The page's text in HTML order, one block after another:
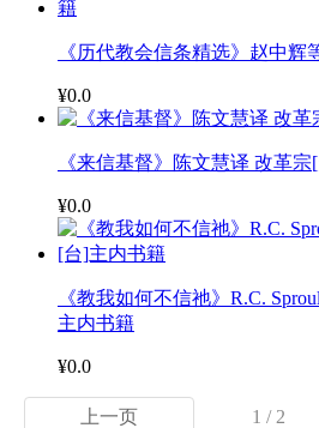
《历代教会信条精选》赵中
¥0.0
《来信基督》陈文慧译 改革
¥0.0
《教我如何不信祂》R.C.
主内书籍
¥0.0
上一页 1 / 2